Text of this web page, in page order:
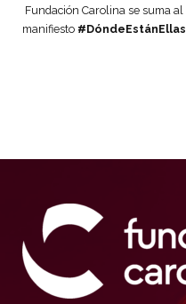
Fundación Carolina se suma al
manifiesto #DóndeEstánEllas